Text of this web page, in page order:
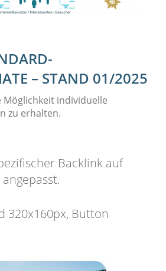
– STAND 01/2025
Möglichkeit individuelle
zu erhalten.
Backlink auf
320x160px, Button